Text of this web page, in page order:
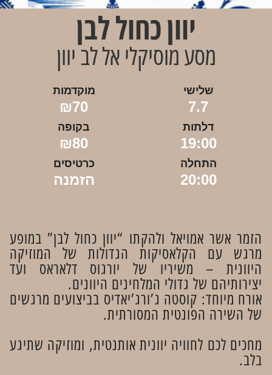
יוון כחול לבן
מסע מוסיקלי אל לב יוון
שלישי
7.7
מוקדמות
₪70
דלתות
19:00
בקופה
₪80
התחלה
20:00
כרטיסים
הזמנה
הזמר אשר אמויאל ולהקתו “יוון כחול לבן” במופע
מרגש עם הקלאסיקות הגדולות של המוזיקה
היוונית – משיריו של יורגוס דלאראס ועד
יצירותיהם של גדולי המלחינים היוונים.
אורח מיוחד: קוסטה ג’ורג’יאדיס בביצועים מרגשים
של השירה הפונטית המסורתית.
מחכים לכם לחוויה יוונית אותנטית, ומוזיקה שתיגע
בלב.